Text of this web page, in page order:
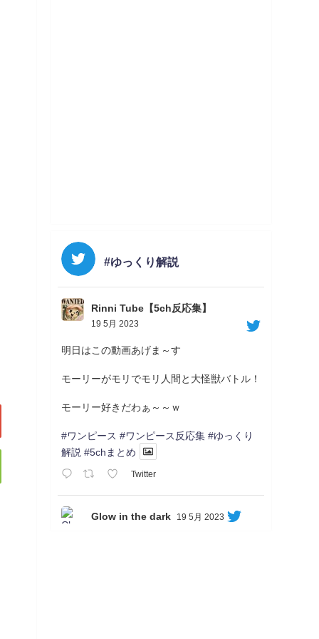
#ゆっくり解説
Rinni Tube【5ch反応集】
19 5月 2023
明日はこの動画あげま～す
モーリーがモリでモリ人間と大怪獣バトル！
モーリー好きだわぁ～～ｗ
#ワンピース #ワンピース反応集 #ゆっくり
解説 #5chまとめ
Twitter
Glow in the dark 19 5月 2023